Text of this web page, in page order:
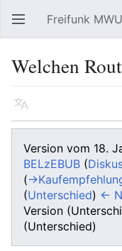
Hauptmenü öffnen Freifunk
Welchen
Sprache
Version vom 18.
BELzEBUB (
(
(Unterschied) ←
Version
(Unterschied)